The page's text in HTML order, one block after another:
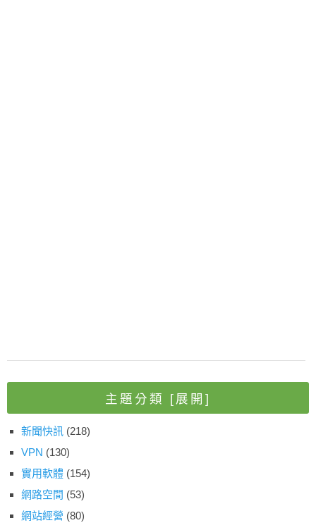
主題分類 [展開]
新聞快訊 (218)
VPN (130)
實用軟體 (154)
網路空間 (53)
網站經營 (80)